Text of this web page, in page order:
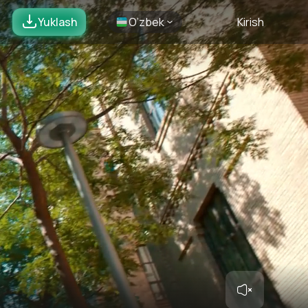
Yuklash O’zbek Kirish